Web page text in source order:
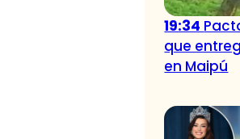
19:34
que
en Maipú